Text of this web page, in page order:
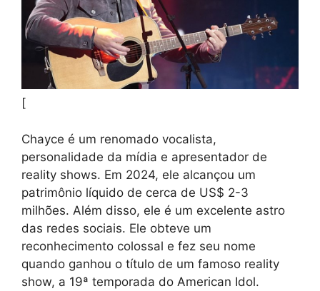
[
Chayce é um renomado vocalista,
personalidade da mídia e apresentador de
reality shows. Em 2024, ele alcançou um
patrimônio líquido de cerca de US$ 2-3
milhões. Além disso, ele é um excelente astro
das redes sociais. Ele obteve um
reconhecimento colossal e fez seu nome
quando ganhou o título de um famoso reality
show, a 19ª temporada do American Idol.